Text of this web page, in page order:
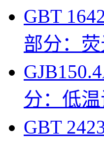
GBT
部分：
分：低
GBT